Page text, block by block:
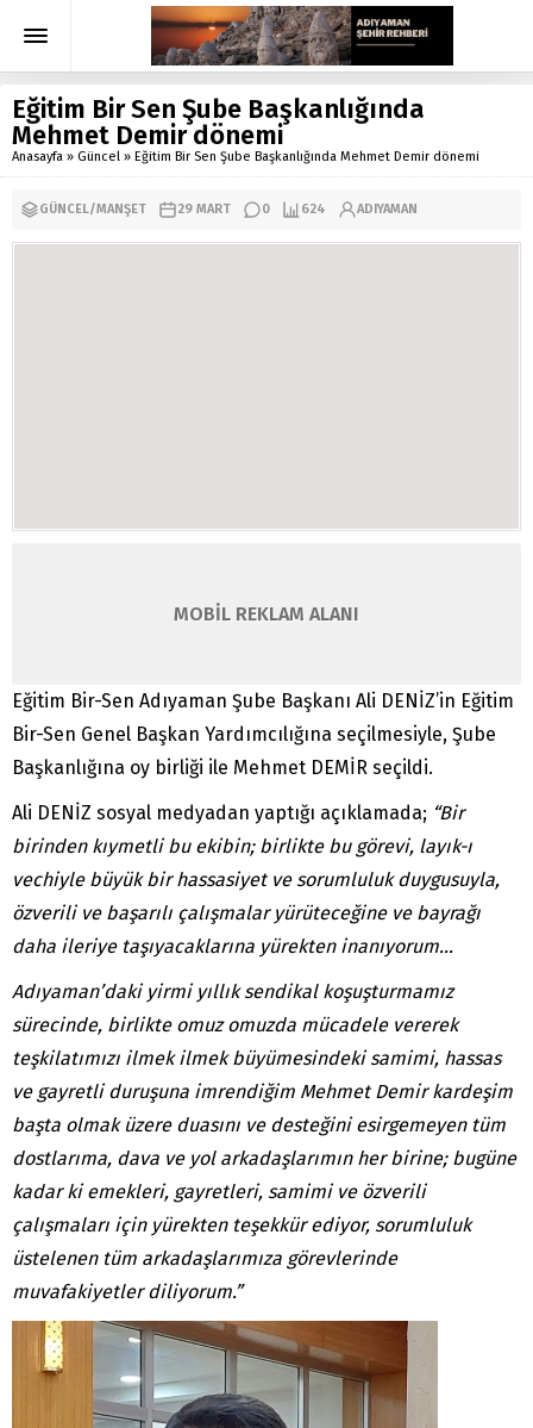
Eğitim Bir Sen Şube Başkanlığında
Mehmet Demir dönemi
Anasayfa » Güncel » Eğitim Bir Sen Şube Başkanlığında Mehmet Demir dönemi
GÜNCEL/MANŞET 29 MART 0 624 ADIYAMAN
MOBİL REKLAM ALANI
Eğitim Bir-Sen Adıyaman Şube Başkanı Ali DENİZ’in Eğitim
Bir-Sen Genel Başkan Yardımcılığına seçilmesiyle, Şube
Başkanlığına oy birliği ile Mehmet DEMİR seçildi.
Ali DENİZ sosyal medyadan yaptığı açıklamada; “Bir
birinden kıymetli bu ekibin; birlikte bu görevi, layık-ı
vechiyle büyük bir hassasiyet ve sorumluluk duygusuyla,
özverili ve başarılı çalışmalar yürüteceğine ve bayrağı
daha ileriye taşıyacaklarına yürekten inanıyorum…
Adıyaman’daki yirmi yıllık sendikal koşuşturmamız
sürecinde, birlikte omuz omuzda mücadele vererek
teşkilatımızı ilmek ilmek büyümesindeki samimi, hassas
ve gayretli duruşuna imrendiğim Mehmet Demir kardeşim
başta olmak üzere duasını ve desteğini esirgemeyen tüm
dostlarıma, dava ve yol arkadaşlarımın her birine; bugüne
kadar ki emekleri, gayretleri, samimi ve özverili
çalışmaları için yürekten teşekkür ediyor, sorumluluk
üstelenen tüm arkadaşlarımıza görevlerinde
muvafakiyetler diliyorum.”